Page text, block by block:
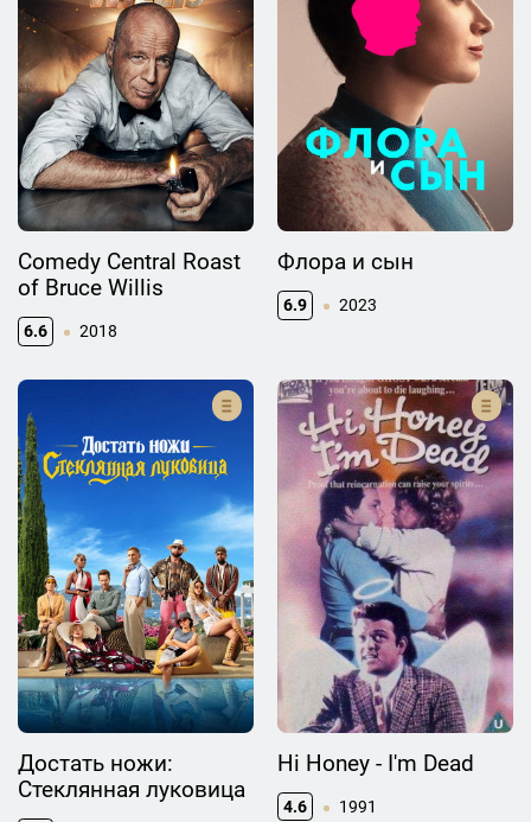
Comedy Central Roast
of Bruce Willis
6.6 2018
Флора и сын
6.9 2023
Достать ножи:
Стеклянная луковица
Hi Honey - I'm Dead
4.6 1991